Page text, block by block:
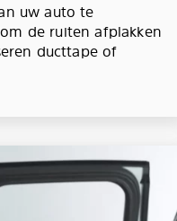
uw auto te
de ruiten afplakken
ducttape of